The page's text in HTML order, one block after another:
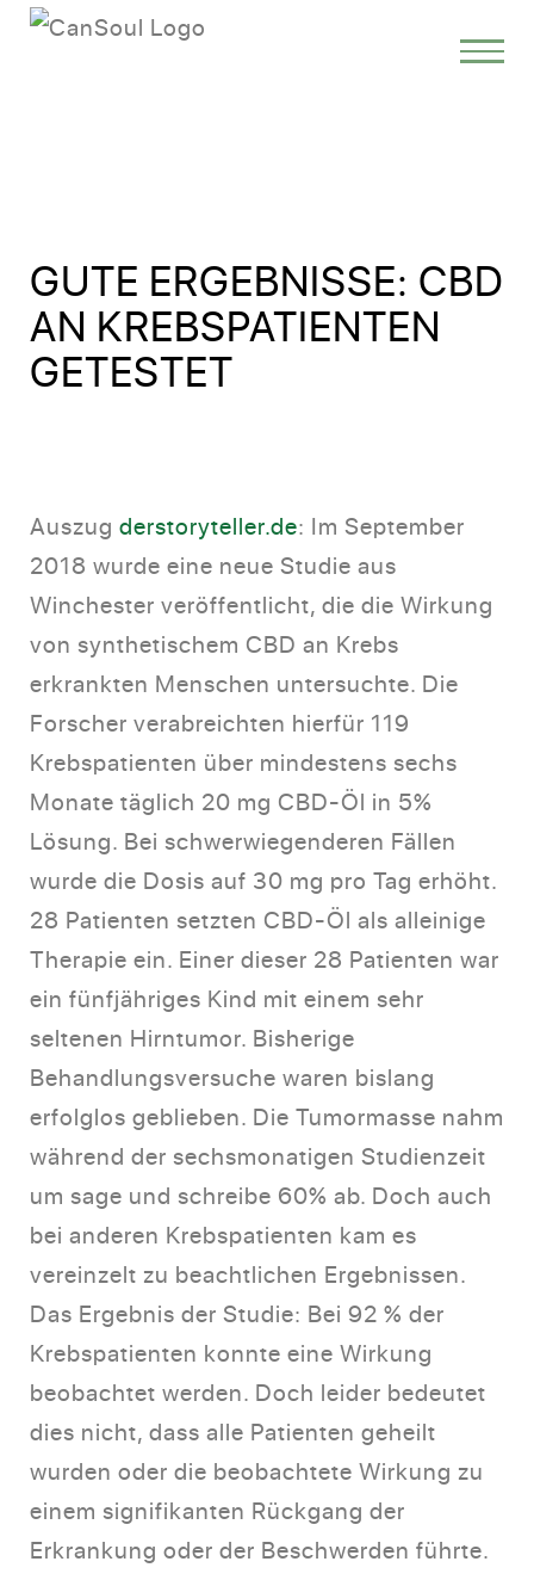
GUTE ERGEBNISSE: CBD
AN KREBSPATIENTEN
GETESTET
Auszug derstoryteller.de: Im September
2018 wurde eine neue Studie aus
Winchester veröffentlicht, die die Wirkung
von synthetischem CBD an Krebs
erkrankten Menschen untersuchte. Die
Forscher verabreichten hierfür 119
Krebspatienten über mindestens sechs
Monate täglich 20 mg CBD-Öl in 5%
Lösung. Bei schwerwiegenderen Fällen
wurde die Dosis auf 30 mg pro Tag erhöht.
28 Patienten setzten CBD-Öl als alleinige
Therapie ein. Einer dieser 28 Patienten war
ein fünfjähriges Kind mit einem sehr
seltenen Hirntumor. Bisherige
Behandlungsversuche waren bislang
erfolglos geblieben. Die Tumormasse nahm
während der sechsmonatigen Studienzeit
um sage und schreibe 60% ab. Doch auch
bei anderen Krebspatienten kam es
vereinzelt zu beachtlichen Ergebnissen.
Das Ergebnis der Studie: Bei 92 % der
Krebspatienten konnte eine Wirkung
beobachtet werden. Doch leider bedeutet
dies nicht, dass alle Patienten geheilt
wurden oder die beobachtete Wirkung zu
einem signifikanten Rückgang der
Erkrankung oder der Beschwerden führte.